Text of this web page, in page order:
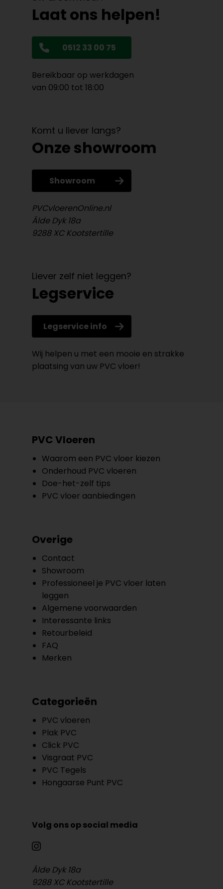
Laat ons helpen!
0512 33 00 75
Bereikbaar op werkdagen
van 09:00 tot 18:00
Komt u liever langs?
Onze showroom
Showroom
PVCvloerenOnline.nl
Âlde Dyk 18a
9288 XC Kootstertille
Liever zelf niet leggen?
Legservice
Legservice info
Wij helpen u met een mooie en strakke
plaatsing van uw PVC vloer!
PVC Vloeren
Waarom een PVC vloer kiezen
Onderhoud PVC vloeren
Doe-het-zelf tips
PVC vloer aanbiedingen
Overige
Contact
Showroom
Professioneel je PVC vloer laten
leggen
Algemene voorwaarden
Interessante links
Retourbeleid
FAQ
Merken
Categorieën
PVC vloeren
Plak PVC
Click PVC
Visgraat PVC
PVC Tegels
Hongaarse Punt PVC
Volg ons op social media
Âlde Dyk 18a
9288 XC Kootstertille